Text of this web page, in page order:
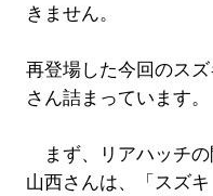
きません。
再登場した今回のス
さん詰まっています。
まず、リアハッチの
山西さんは、「スズ